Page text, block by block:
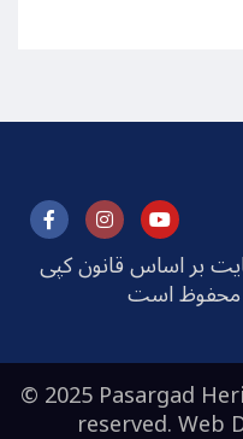
بر اساس قانون کپی
محفوظ است
© 2025 Pasargad
reserved. Web